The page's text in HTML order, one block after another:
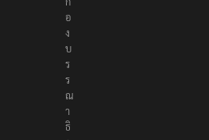
ต่
อ
ก
อ
ง
บ
ร
ร
ณ